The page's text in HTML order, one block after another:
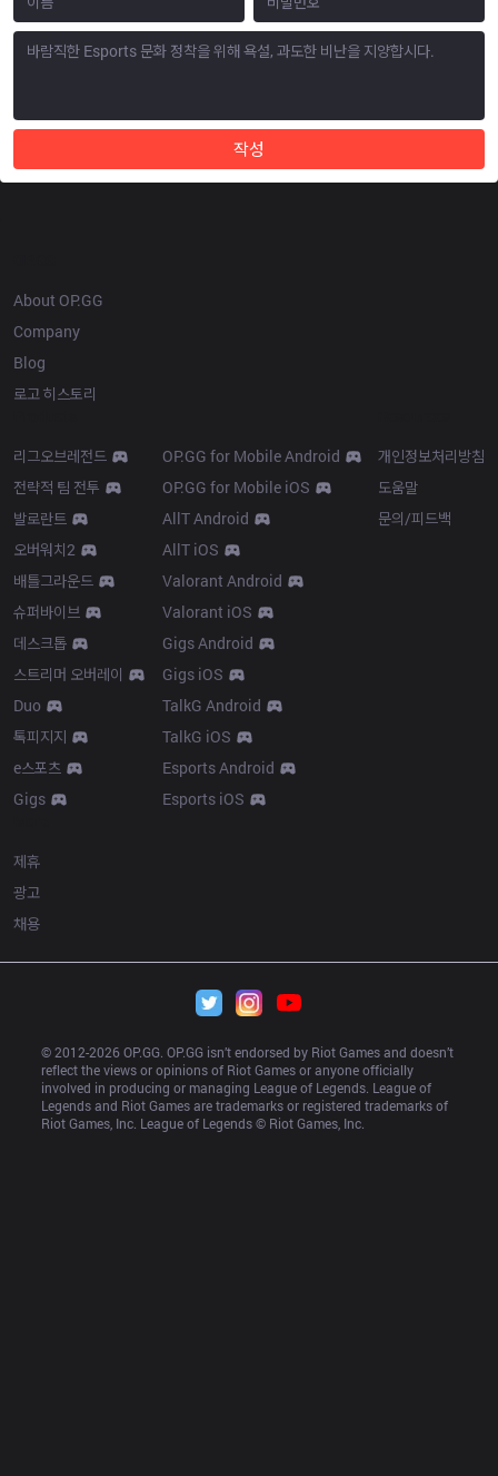
작성
About OP.GG
Company
Blog
로고 히스토리
리그오브레전드
전략적 팀 전투
발로란트
오버워치2
배틀그라운드
슈퍼바이브
데스크톱
스트리머 오버레이
Duo
톡피지지
e스포츠
Gigs
OP.GG for Mobile Android
OP.GG for Mobile iOS
AllT Android
AllT iOS
Valorant Android
Valorant iOS
Gigs Android
Gigs iOS
TalkG Android
TalkG iOS
Esports Android
Esports iOS
개인정보처리방침
도움말
문의/피드백
제휴
광고
채용
© 2012-2026 OP.GG. OP.GG isn’t endorsed by Riot Games and doesn’t
reflect the views or opinions of Riot Games or anyone officially
involved in producing or managing League of Legends. League of
Legends and Riot Games are trademarks or registered trademarks of
Riot Games, Inc. League of Legends © Riot Games, Inc.